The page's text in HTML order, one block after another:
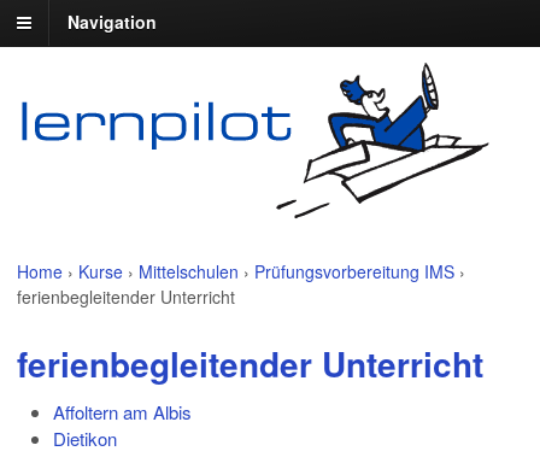
Navigation
Home › Kurse › Mittelschulen › Prüfungsvorbereitung IMS ›
ferienbegleitender Unterricht
ferienbegleitender Unterricht
Affoltern am Albis
Dietikon